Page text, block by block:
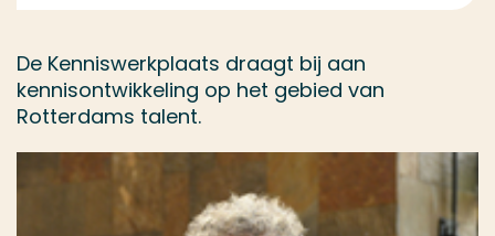
De Kenniswerkplaats draagt bij aan
kennisontwikkeling op het gebied van
Rotterdams talent.